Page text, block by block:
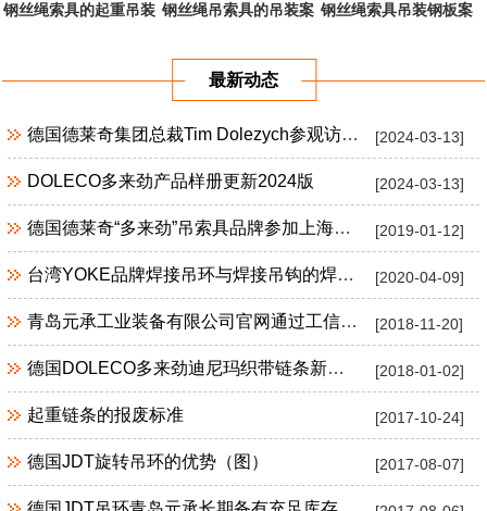
钢丝绳索具的起重吊装 钢丝绳吊索具的吊装案 钢丝绳索具吊装钢板案
最新动态
[2024-03-13]
德国德莱奇集团总裁Tim Dolezych参观访问青岛元承
[2024-03-13]
DOLECO多来劲产品样册更新2024版
[2019-01-12]
德国德莱奇“多来劲”吊索具品牌参加上海宝马展
[2020-04-09]
台湾YOKE品牌焊接吊环与焊接吊钩的焊接说明
[2018-11-20]
青岛元承工业装备有限公司官网通过工信部备案
[2018-01-02]
德国DOLECO多来劲迪尼玛织带链条新品上市
[2017-10-24]
起重链条的报废标准
[2017-08-07]
德国JDT旋转吊环的优势（图）